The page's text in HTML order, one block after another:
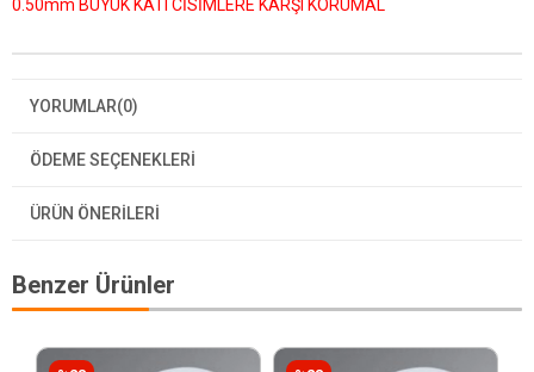
0.50mm BÜYÜK KATI CİSİMLERE KARŞI KORUMAL
YORUMLAR(0)
ÖDEME SEÇENEKLERI
ÜRÜN ÖNERILERI
Benzer Ürünler